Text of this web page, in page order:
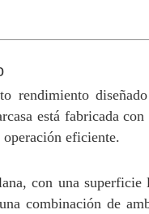
está fabricada
eficiente.
con una
combinación de